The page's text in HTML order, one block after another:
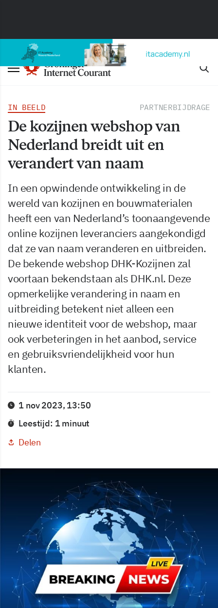
IN BEELD PARTNERBIJDRAGE
De kozijnen webshop van
Nederland breidt uit en
verandert van naam
In een opwindende ontwikkeling in de
wereld van kozijnen en bouwmaterialen
heeft een van Nederland’s toonaangevende
online kozijnen leveranciers aangekondigd
dat ze van naam veranderen en uitbreiden.
De bekende webshop DHK-Kozijnen zal
voortaan bekendstaan als DHK.nl. Deze
opmerkelijke verandering in naam en
uitbreiding betekent niet alleen een
nieuwe identiteit voor de webshop, maar
ook verbeteringen in het aanbod, service
en gebruiksvriendelijkheid voor hun
klanten.
1 nov 2023, 13:50
Leestijd: 1 minuut
Delen